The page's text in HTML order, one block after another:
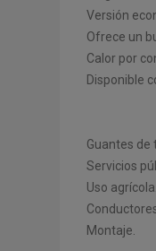
Versión
Ofrece un
Calor por
Disponible
Guantes de
Servicios
Uso agrícola.
Montaje.